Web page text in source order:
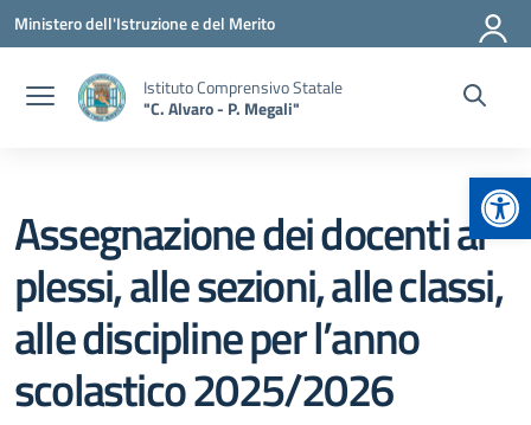
Vai ai contenuti
Vai al menu di navigazione
Vai al footer
Ministero dell'Istruzione e del Merito
Istituto Comprensivo Statale
"C. Alvaro - P. Megali"
Assegnazione dei docenti ai
plessi, alle sezioni, alle classi,
alle discipline per l’anno
scolastico 2025/2026